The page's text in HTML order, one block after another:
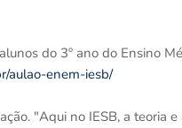
do 3º ano do Ensino
aulao-enem-iesb/
"Aqui no IESB, a teoria